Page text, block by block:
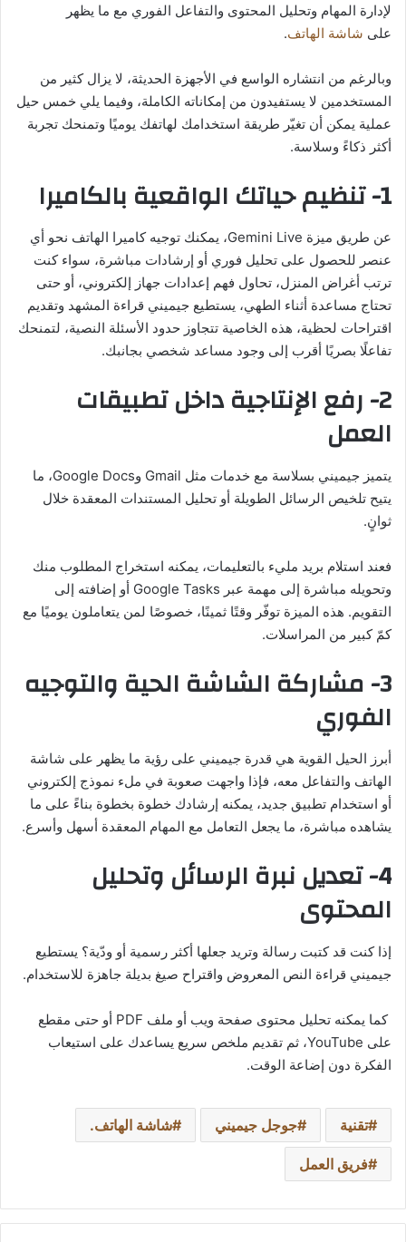
لإدارة المهام وتحليل المحتوى والتفاعل الفوري مع ما يظهر
على شاشة الهاتف.
وبالرغم من انتشاره الواسع في الأجهزة الحديثة، لا يزال كثير من
المستخدمين لا يستفيدون من إمكاناته الكاملة، وفيما يلي خمس حيل
عملية يمكن أن تغيّر طريقة استخدامك لهاتفك يوميًا وتمنحك تجربة
أكثر ذكاءً وسلاسة.
1- تنظيم حياتك الواقعية بالكاميرا
عن طريق ميزة Gemini Live، يمكنك توجيه كاميرا الهاتف نحو أي
عنصر للحصول على تحليل فوري أو إرشادات مباشرة، سواء كنت
ترتب أغراض المنزل، تحاول فهم إعدادات جهاز إلكتروني، أو حتى
تحتاج مساعدة أثناء الطهي، يستطيع جيميني قراءة المشهد وتقديم
اقتراحات لحظية، هذه الخاصية تتجاوز حدود الأسئلة النصية، لتمنحك
تفاعلًا بصريًا أقرب إلى وجود مساعد شخصي بجانبك.
2- رفع الإنتاجية داخل تطبيقات
العمل
يتميز جيميني بسلاسة مع خدمات مثل Gmail وGoogle Docs، ما
يتيح تلخيص الرسائل الطويلة أو تحليل المستندات المعقدة خلال
ثوانٍ.
فعند استلام بريد مليء بالتعليمات، يمكنه استخراج المطلوب منك
وتحويله مباشرة إلى مهمة عبر Google Tasks أو إضافته إلى
التقويم. هذه الميزة توفّر وقتًا ثمينًا، خصوصًا لمن يتعاملون يوميًا مع
كمّ كبير من المراسلات.
3- مشاركة الشاشة الحية والتوجيه
الفوري
أبرز الحيل القوية هي قدرة جيميني على رؤية ما يظهر على شاشة
الهاتف والتفاعل معه، فإذا واجهت صعوبة في ملء نموذج إلكتروني
أو استخدام تطبيق جديد، يمكنه إرشادك خطوة بخطوة بناءً على ما
يشاهده مباشرة، ما يجعل التعامل مع المهام المعقدة أسهل وأسرع.
4- تعديل نبرة الرسائل وتحليل
المحتوى
إذا كنت قد كتبت رسالة وتريد جعلها أكثر رسمية أو ودّية؟ يستطيع
جيميني قراءة النص المعروض واقتراح صيغ بديلة جاهزة للاستخدام.
كما يمكنه تحليل محتوى صفحة ويب أو ملف PDF أو حتى مقطع
على YouTube، ثم تقديم ملخص سريع يساعدك على استيعاب
الفكرة دون إضاعة الوقت.
تقنية جوجل جيميني شاشة الهاتف.
فريق العمل